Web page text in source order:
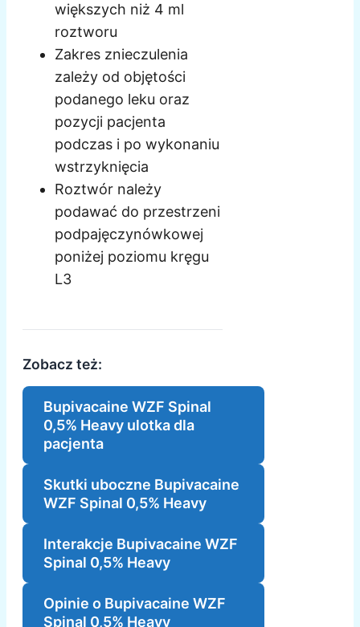
większych niż 4 ml
roztworu
Zakres znieczulenia
zależy od objętości
podanego leku oraz
pozycji pacjenta
podczas i po wykonaniu
wstrzyknięcia
Roztwór należy
podawać do przestrzeni
podpajęczynówkowej
poniżej poziomu kręgu
L3
Zobacz też:
Bupivacaine WZF Spinal
0,5% Heavy ulotka dla
pacjenta
Skutki uboczne Bupivacaine
WZF Spinal 0,5% Heavy
Interakcje Bupivacaine WZF
Spinal 0,5% Heavy
Opinie o Bupivacaine WZF
Spinal 0,5% Heavy